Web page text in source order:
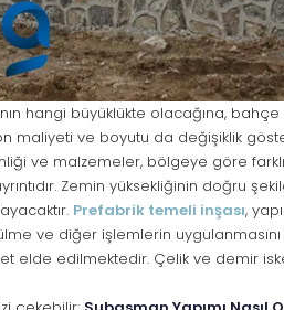
hangi büyüklükte olacağına,
maliyeti ve boyutu da değişiklik
ve malzemeler, bölgeye göre
Zemin yüksekliğinin doğru
Prefabrik temeli inşası,
ve diğer işlemlerin
elde edilmektedir. Çelik ve demir